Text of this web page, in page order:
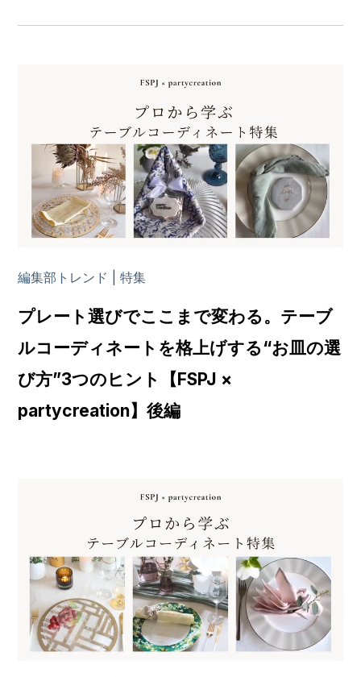
編集部トレンド | 特集
プレート選びでここまで変わる。テーブ
ルコーディネートを格上げする“お皿の選
び方”3つのヒント【FSPJ ×
partycreation】後編